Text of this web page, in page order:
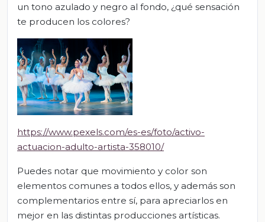
un tono azulado y negro al fondo, ¿qué sensación
te producen los colores?
https://www.pexels.com/es-es/foto/activo-
actuacion-adulto-artista-358010/
Puedes notar que movimiento y color son
elementos comunes a todos ellos, y además son
complementarios entre sí, para apreciarlos en
mejor en las distintas producciones artísticas.